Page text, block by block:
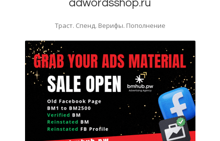
adwordsshop.ru
Траст. Спенд. Верифы. Пополнение